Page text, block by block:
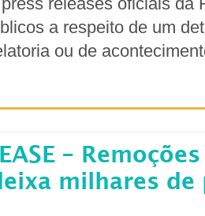
a respeito de um
ou de
–
milhares de